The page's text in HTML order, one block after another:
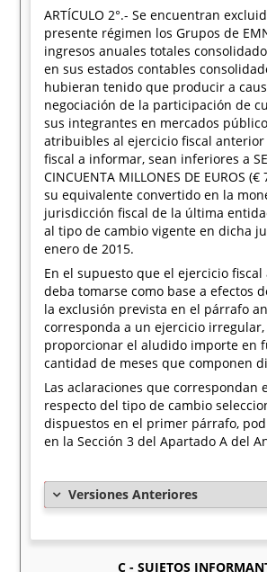
ARTÍCULO 2°.- Se encuentran
presente régimen los Grupos de
ingresos anuales totales
en sus estados contables
hubieran tenido que producir a
negociación de la participación de
sus integrantes en mercados
atribuibles al ejercicio fiscal
fiscal a informar, sean inferiores a
CINCUENTA MILLONES DE EUROS
su equivalente convertido en la
jurisdicción fiscal de la última
al tipo de cambio vigente en dicha
enero de 2015.
En el supuesto que el ejercicio
deba tomarse como base a efectos
la exclusión prevista en el párrafo
corresponda a un ejercicio irregular,
proporcionar el aludido importe en
cantidad de meses que componen
Las aclaraciones que correspondan
respecto del tipo de cambio
dispuestos en el primer párrafo,
en la Sección 3 del Apartado A del
Versiones Anteriores
C - SUJETOS